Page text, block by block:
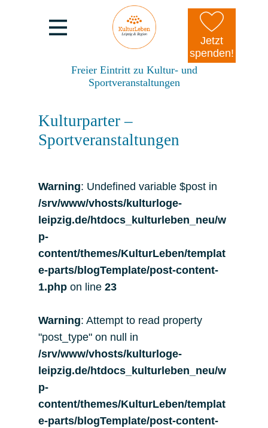
Jetzt
spenden!
Freier Eintritt zu Kultur- und
Sportveranstaltungen
Kulturparter –
Sportveranstaltungen
Warning: Undefined variable $post in
/srv/www/vhosts/kulturloge-
leipzig.de/htdocs_kulturleben_neu/w
p-
content/themes/KulturLeben/templat
e-parts/blogTemplate/post-content-
1.php on line 23
Warning: Attempt to read property
"post_type" on null in
/srv/www/vhosts/kulturloge-
leipzig.de/htdocs_kulturleben_neu/w
p-
content/themes/KulturLeben/templat
e-parts/blogTemplate/post-content-